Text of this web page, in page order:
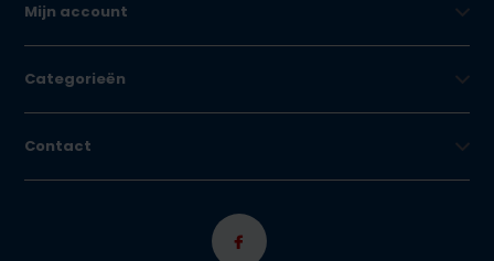
Mijn account
Categorieën
Contact